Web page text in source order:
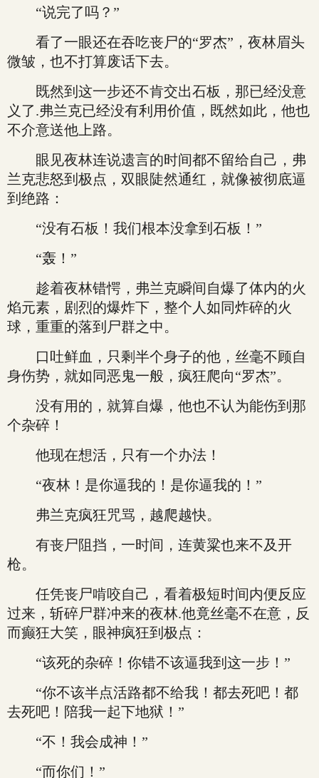
“说完了吗？”
看了一眼还在吞吃丧尸的“罗杰”，夜林眉头
微皱，也不打算废话下去。
既然到这一步还不肯交出石板，那已经没意
义了.弗兰克已经没有利用价值，既然如此，他也
不介意送他上路。
眼见夜林连说遗言的时间都不留给自己，弗
兰克悲怒到极点，双眼陡然通红，就像被彻底逼
到绝路：
“没有石板！我们根本没拿到石板！”
“轰！”
趁着夜林错愕，弗兰克瞬间自爆了体内的火
焰元素，剧烈的爆炸下，整个人如同炸碎的火
球，重重的落到尸群之中。
口吐鲜血，只剩半个身子的他，丝毫不顾自
身伤势，就如同恶鬼一般，疯狂爬向“罗杰”。
没有用的，就算自爆，他也不认为能伤到那
个杂碎！
他现在想活，只有一个办法！
“夜林！是你逼我的！是你逼我的！”
弗兰克疯狂咒骂，越爬越快。
有丧尸阻挡，一时间，连黄粱也来不及开
枪。
任凭丧尸啃咬自己，看着极短时间内便反应
过来，斩碎尸群冲来的夜林.他竟丝毫不在意，反
而癫狂大笑，眼神疯狂到极点：
“该死的杂碎！你错不该逼我到这一步！”
“你不该半点活路都不给我！都去死吧！都
去死吧！陪我一起下地狱！”
“不！我会成神！”
“而你们！”